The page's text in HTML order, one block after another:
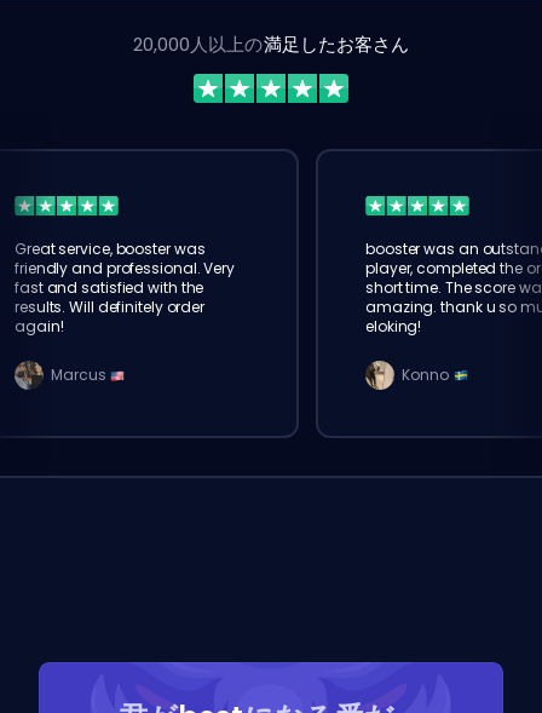
20,000人以上の満足したお客さん
Great service, booster was
friendly and professional. Very
fast and satisfied with the
results. Will definitely order
again!
Marcus
booster was an
player, completed the
short time. The score
amazing. thank u so
eloking!
Konno